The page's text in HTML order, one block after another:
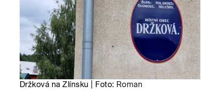
Držková na Zlínsku | Foto: Roman